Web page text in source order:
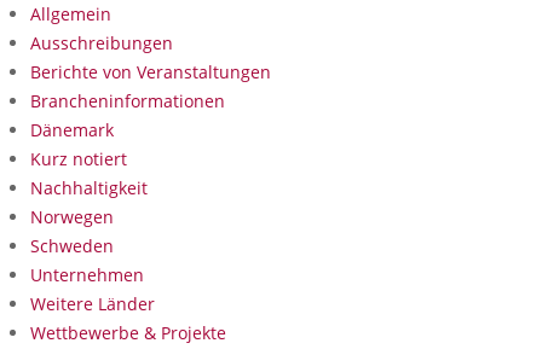
Allgemein
Ausschreibungen
Berichte von Veranstaltungen
Brancheninformationen
Dänemark
Kurz notiert
Nachhaltigkeit
Norwegen
Schweden
Unternehmen
Weitere Länder
Wettbewerbe & Projekte